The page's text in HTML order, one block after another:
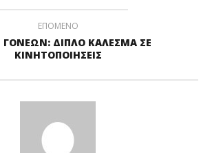
ΕΠΟΜΕΝΟ
ΔΙΠΛΟ ΚΑΛΕΣΜΑ ΣΕ
ΚΙΝΗΤΟΠΟΙΗΣΕΙΣ